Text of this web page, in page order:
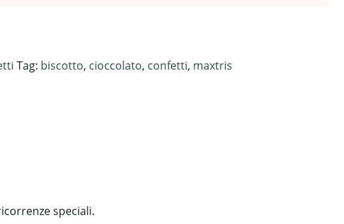
Tag: biscotto, cioccolato, confetti, maxtris
speciali.